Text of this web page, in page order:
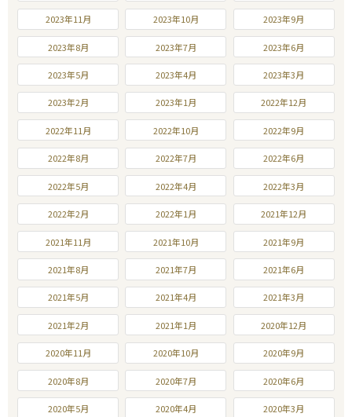
2023年11月 2023年10月 2023年9月
2023年8月 2023年7月 2023年6月
2023年5月 2023年4月 2023年3月
2023年2月 2023年1月 2022年12月
2022年11月 2022年10月 2022年9月
2022年8月 2022年7月 2022年6月
2022年5月 2022年4月 2022年3月
2022年2月 2022年1月 2021年12月
2021年11月 2021年10月 2021年9月
2021年8月 2021年7月 2021年6月
2021年5月 2021年4月 2021年3月
2021年2月 2021年1月 2020年12月
2020年11月 2020年10月 2020年9月
2020年8月 2020年7月 2020年6月
2020年5月 2020年4月 2020年3月